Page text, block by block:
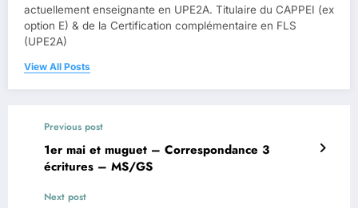
actuellement enseignante en UPE2A. Titulaire du CAPPEI (ex
option E) & de la Certification complémentaire en FLS
(UPE2A)
View All Posts
Previous post
1er mai et muguet – Correspondance 3
écritures – MS/GS
Next post